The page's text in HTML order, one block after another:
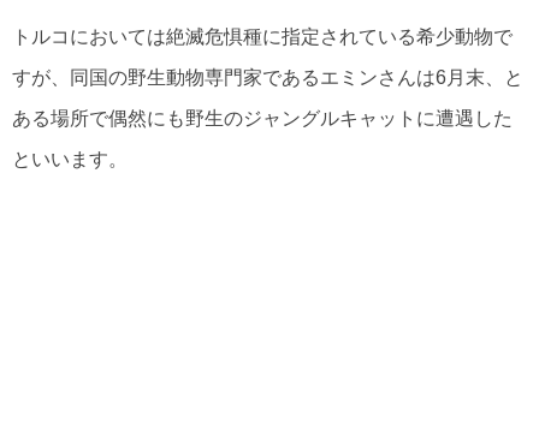
トルコにおいては絶滅危惧種に指定されている希少動物で
すが、同国の野生動物専門家であるエミンさんは6月末、と
ある場所で偶然にも野生のジャングルキャットに遭遇した
といいます。